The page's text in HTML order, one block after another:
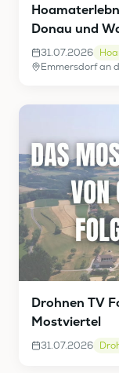
Donau und
31.07.2026
Emmersdorf an
Drohnen TV
Mostviertel
31.07.2026